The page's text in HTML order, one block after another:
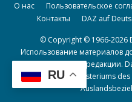
О нас Пользовательское
Контакты
DAZ auf
© Copyright © 1966-2026
Использование материалов
разрешения редакции.
Bundesministeriums
RU